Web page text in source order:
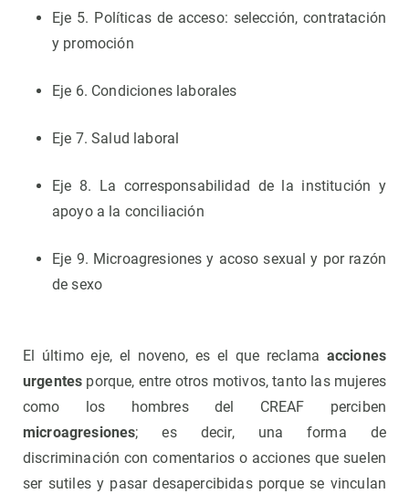
Eje 5. Políticas de acceso: selección, contratación
y promoción
Eje 6. Condiciones laborales
Eje 7. Salud laboral
Eje 8. La corresponsabilidad de la institución y
apoyo a la conciliación
Eje 9. Microagresiones y acoso sexual y por razón
de sexo
El último eje, el noveno, es el que reclama acciones
urgentes porque, entre otros motivos, tanto las mujeres
como los hombres del CREAF perciben
microagresiones; es decir, una forma de
discriminación con comentarios o acciones que suelen
ser sutiles y pasar desapercibidas porque se vinculan